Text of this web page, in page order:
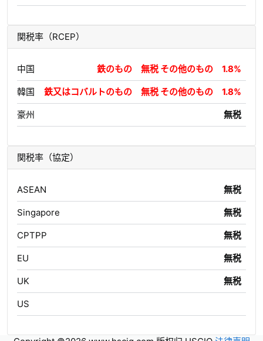
関税率（RCEP）
中国 鉄のもの 無税 その他のもの 1.8%
韓国 鉄又はコバルトのもの 無税 その他のもの 1.8%
豪州 無税
関税率（協定）
ASEAN 無税
Singapore 無税
CPTPP 無税
EU 無税
UK 無税
US